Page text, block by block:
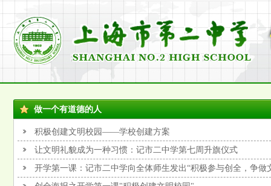
做一个有道德的人
积极创建文明校园——学校创建方案
让文明礼貌成为一种习惯：记市二中学第七周升旗仪式
开学第一课：记市二中学向全体师生发出“积极参与创全，争做